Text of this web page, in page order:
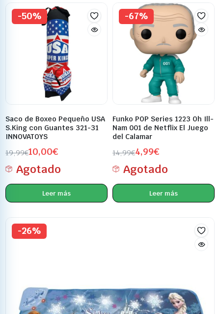
-50%
Saco de Boxeo Pequeño USA
S.King con Guantes 321-31
INNOVATOYS
19,99€10,00€
Agotado
Leer más
-67%
Funko POP Series 1223 Oh Ill-
Nam 001 de Netflix El Juego
del Calamar
14,99€4,99€
Agotado
Leer más
-26%